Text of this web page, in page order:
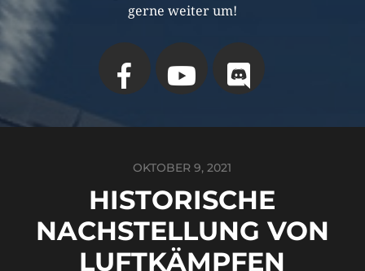
gerne weiter um!
OKTOBER 9, 2021
HISTORISCHE
NACHSTELLUNG VON
LUFTKÄMPFEN